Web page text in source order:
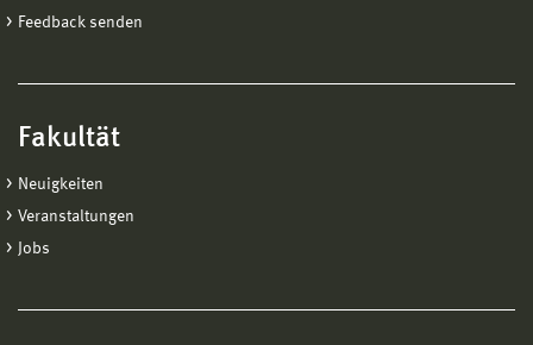
Feedback senden
Fakultät
Neuigkeiten
Veranstaltungen
Jobs